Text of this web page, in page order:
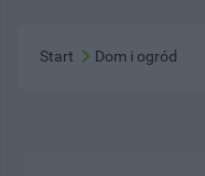
Start Dom i ogród